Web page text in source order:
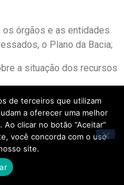
os órgãos e as entidades
o Plano da Bacia;
a situação dos recursos
do cadastro geral
outros órgãos ou
e quantidade dos
órgãos ou entidades,
de terceiros que utilizam
a oferecer uma melhor
clicar no botão “Aceitar”
você concorda com o uso
site.